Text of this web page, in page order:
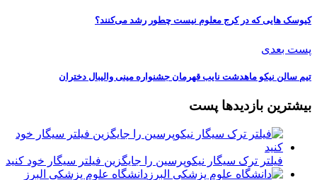
کیوسک هایی که در کرج معلوم نیست چطور رشد می‌کنند؟
پست بعدی
تیم سالن نیکو ماهدشت نایب قهرمان جشنواره مینی والیبال دختران
بیشترین بازدیدها پست
فیلتر ترک سیگار نیکوپرسین را جایگزین فیلتر سیگار خود کنید
دانشگاه علوم پزشکی البرز